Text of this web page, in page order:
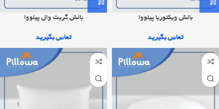
بالش ویکتوریا پیلووا
تماس بگیرید
بالش گریت وال پیلووا
تماس بگیرید